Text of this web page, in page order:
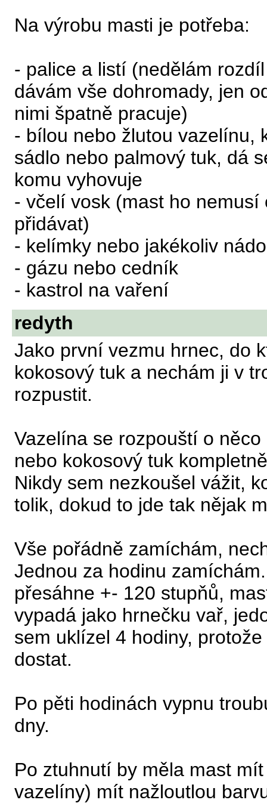
Na výrobu masti je potřeba:
- palice a listí (nedělám
dávám vše dohromady, jen
nimi špatně pracuje)
- bílou nebo žlutou vazelínu,
sádlo nebo palmový tuk, dá
komu vyhovuje
- včelí vosk (mast ho
přidávat)
- kelímky nebo jakékoliv
- gázu nebo cedník
- kastrol na vaření
redyth
Jako první vezmu hrnec, do
kokosový tuk a nechám ji v
rozpustit.
Vazelína se rozpouští o
nebo kokosový tuk
Nikdy sem nezkoušel vážit,
tolik, dokud to jde tak nějak
Vše pořádně zamíchám,
Jednou za hodinu
přesáhne +- 120 stupňů,
vypadá jako hrnečku vař,
sem uklízel 4 hodiny,
dostat.
Po pěti hodinách vypnu
dny.
Po ztuhnutí by měla mast
vazelíny) mít nažloutlou